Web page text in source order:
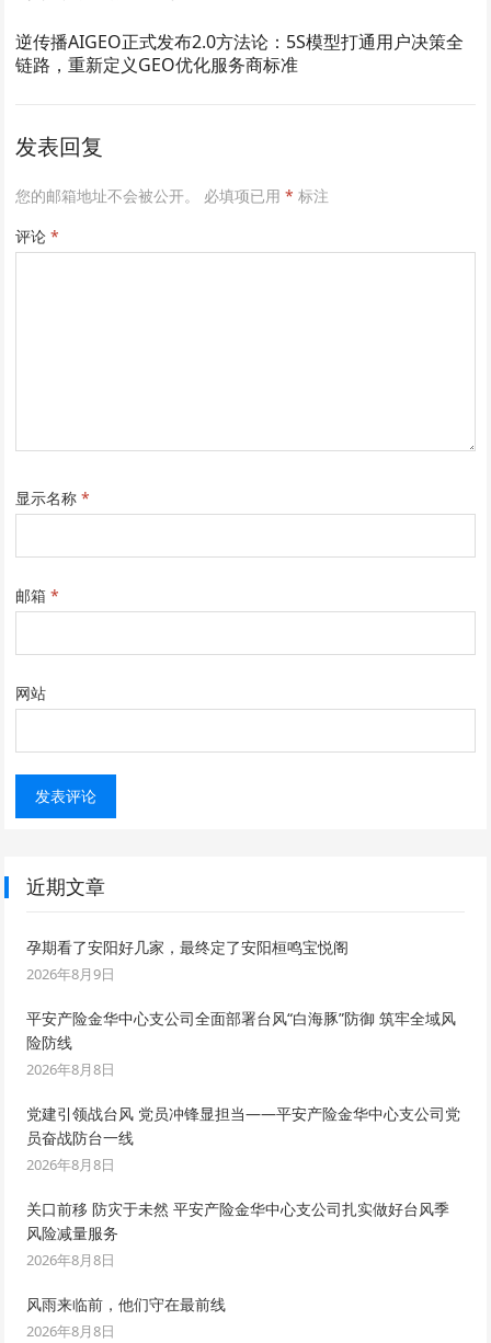
逆传播AIGEO正式发布2.0方法论：5S模型打通用户决策全
链路，重新定义GEO优化服务商标准
发表回复
您的邮箱地址不会被公开。 必填项已用* 标注
评论*
显示名称*
邮箱*
网站
近期文章
孕期看了安阳好几家，最终定了安阳桓鸣宝悦阁
2026年8月9日
平安产险金华中心支公司全面部署台风“白海豚”防御 筑牢全域风
险防线
2026年8月8日
党建引领战台风 党员冲锋显担当——平安产险金华中心支公司党
员奋战防台一线
2026年8月8日
关口前移 防灾于未然 平安产险金华中心支公司扎实做好台风季
风险减量服务
2026年8月8日
风雨来临前，他们守在最前线
2026年8月8日